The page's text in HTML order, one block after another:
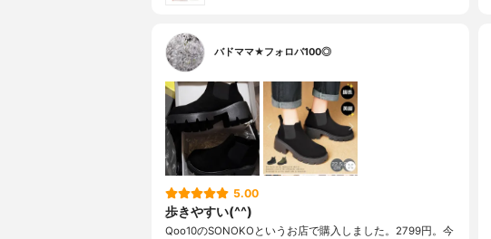
バドママ★フォロバ100◎
5.00
歩きやすい(^^)
Qoo10のSONOKOというお店で購入しました。2799円。今